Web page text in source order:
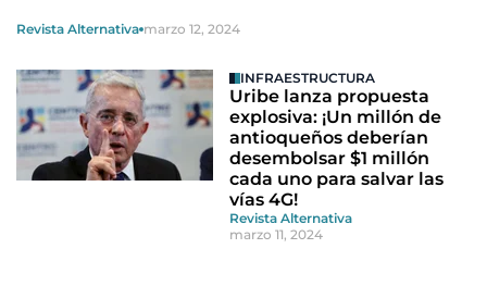
Revista Alternativa marzo 12, 2024
INFRAESTRUCTURA
Uribe lanza propuesta
explosiva: ¡Un millón de
antioqueños deberían
desembolsar $1 millón
cada uno para salvar las
vías 4G!
Revista Alternativa
marzo 11, 2024